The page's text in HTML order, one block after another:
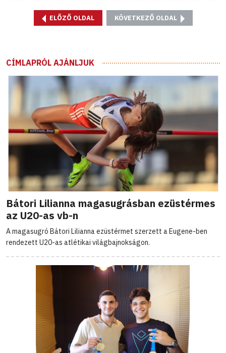
ELŐZŐ OLDAL KÖVETKEZŐ OLDAL
CÍMLAPRÓL AJÁNLJUK
Bátori Lilianna magasugrásban ezüstérmes
az U20-as vb-n
A magasugró Bátori Lilianna ezüstérmet szerzett a Eugene-ben
rendezett U20-as atlétikai világbajnokságon.